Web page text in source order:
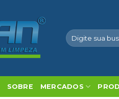
Pesquisar
por:
SOBRE MERCADOS